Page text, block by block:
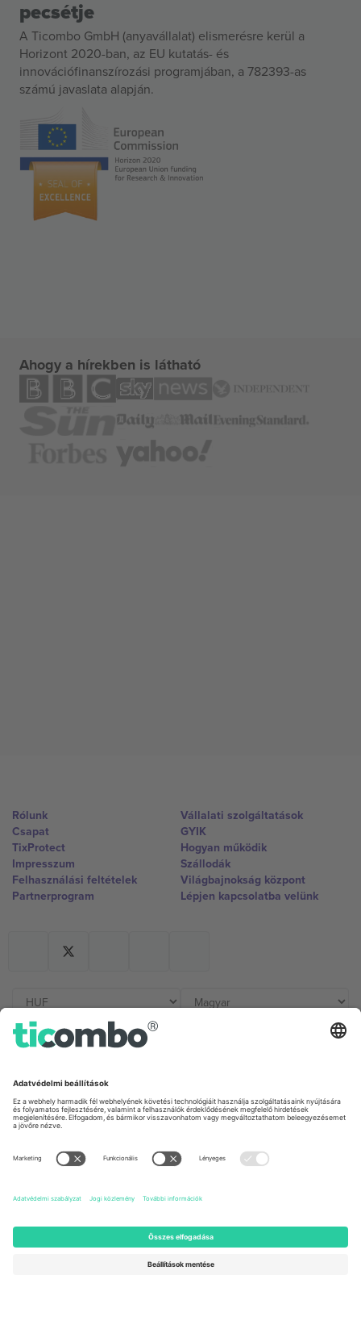
pecsétje
A Ticombo GmbH (anyavállalat) elismerésre kerül a
Horizont 2020-ban, az EU kutatás- és
innovációfinanszírozási programjában, a 782393-as
számú javaslata alapján.
Ahogy a hírekben is látható
Rólunk
Csapat
TixProtect
Impresszum
Felhasználási feltételek
Partnerprogram
Vállalati szolgáltatások
GYIK
Hogyan működik
Szállodák
Világbajnokság központ
Lépjen kapcsolatba velünk
Germany
Unter den Linden 24, 10117
Berlin, Germany
United Kingdom
167 City Road, London, Greater
Newark, Delaware 19713, United
States
Engelberg, Switzerland